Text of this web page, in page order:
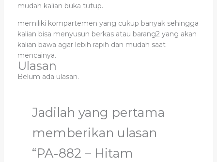
mudah kalian buka tutup.
memiliki kompartemen yang cukup banyak sehingga
kalian bisa menyusun berkas atau barang2 yang akan
kalian bawa agar lebih rapih dan mudah saat
mencainya.
Ulasan
Belum ada ulasan.
Jadilah yang pertama
memberikan ulasan
“PA-882 – Hitam